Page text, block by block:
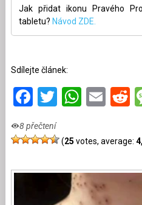
Jak přidat ikonu Pravého
tabletu? Návod ZDE.
Sdílejte článek:
Facebook
Twitter
8 přečtení
(25 votes, average: